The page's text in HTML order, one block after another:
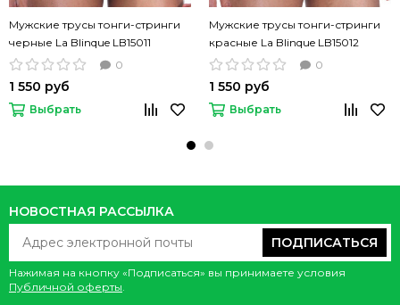
Мужские трусы тонги-стринги
черные La Blinque LB15011
однотонные
0
1 550 руб
Выбрать
Мужские трусы тонги-стринги
красные La Blinque LB15012
однотонные
0
1 550 руб
Выбрать
НОВОСТНАЯ РАССЫЛКА
ПОДПИСАТЬСЯ
Нажимая на кнопку «Подписаться» вы принимаете условия
Публичной оферты.